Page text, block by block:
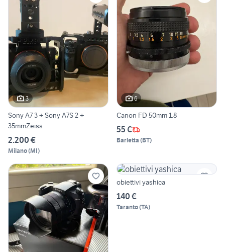
3
Sony A7 3 + Sony A7S 2 +
35mmZeiss
2.200 €
Milano(MI)
6
Canon FD 50mm 1.8
55 €
Barletta (BT)
obiettivi yashica
140 €
Taranto(TA)